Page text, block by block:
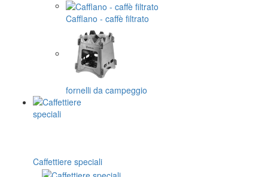
Cafflano - caffè filtrato
fornelli da campeggio
Caffettiere speciali